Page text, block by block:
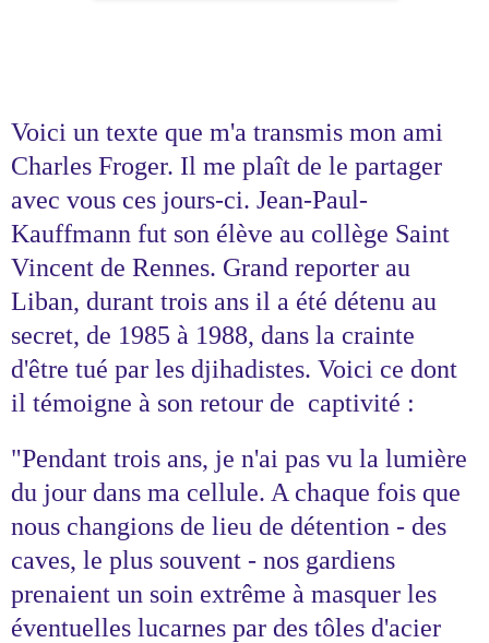
Voici un texte que m'a transmis mon ami
Charles Froger. Il me plaît de le partager
avec vous ces jours-ci. Jean-Paul-
Kauffmann fut son élève au collège Saint
Vincent de Rennes. Grand reporter au
Liban, durant trois ans il a été détenu au
secret, de 1985 à 1988, dans la crainte
d'être tué par les djihadistes. Voici ce dont
il témoigne à son retour de captivité :
"Pendant trois ans, je n'ai pas vu la lumière
du jour dans ma cellule. A chaque fois que
nous changions de lieu de détention - des
caves, le plus souvent - nos gardiens
prenaient un soin extrême à masquer les
éventuelles lucarnes par des tôles d'acier